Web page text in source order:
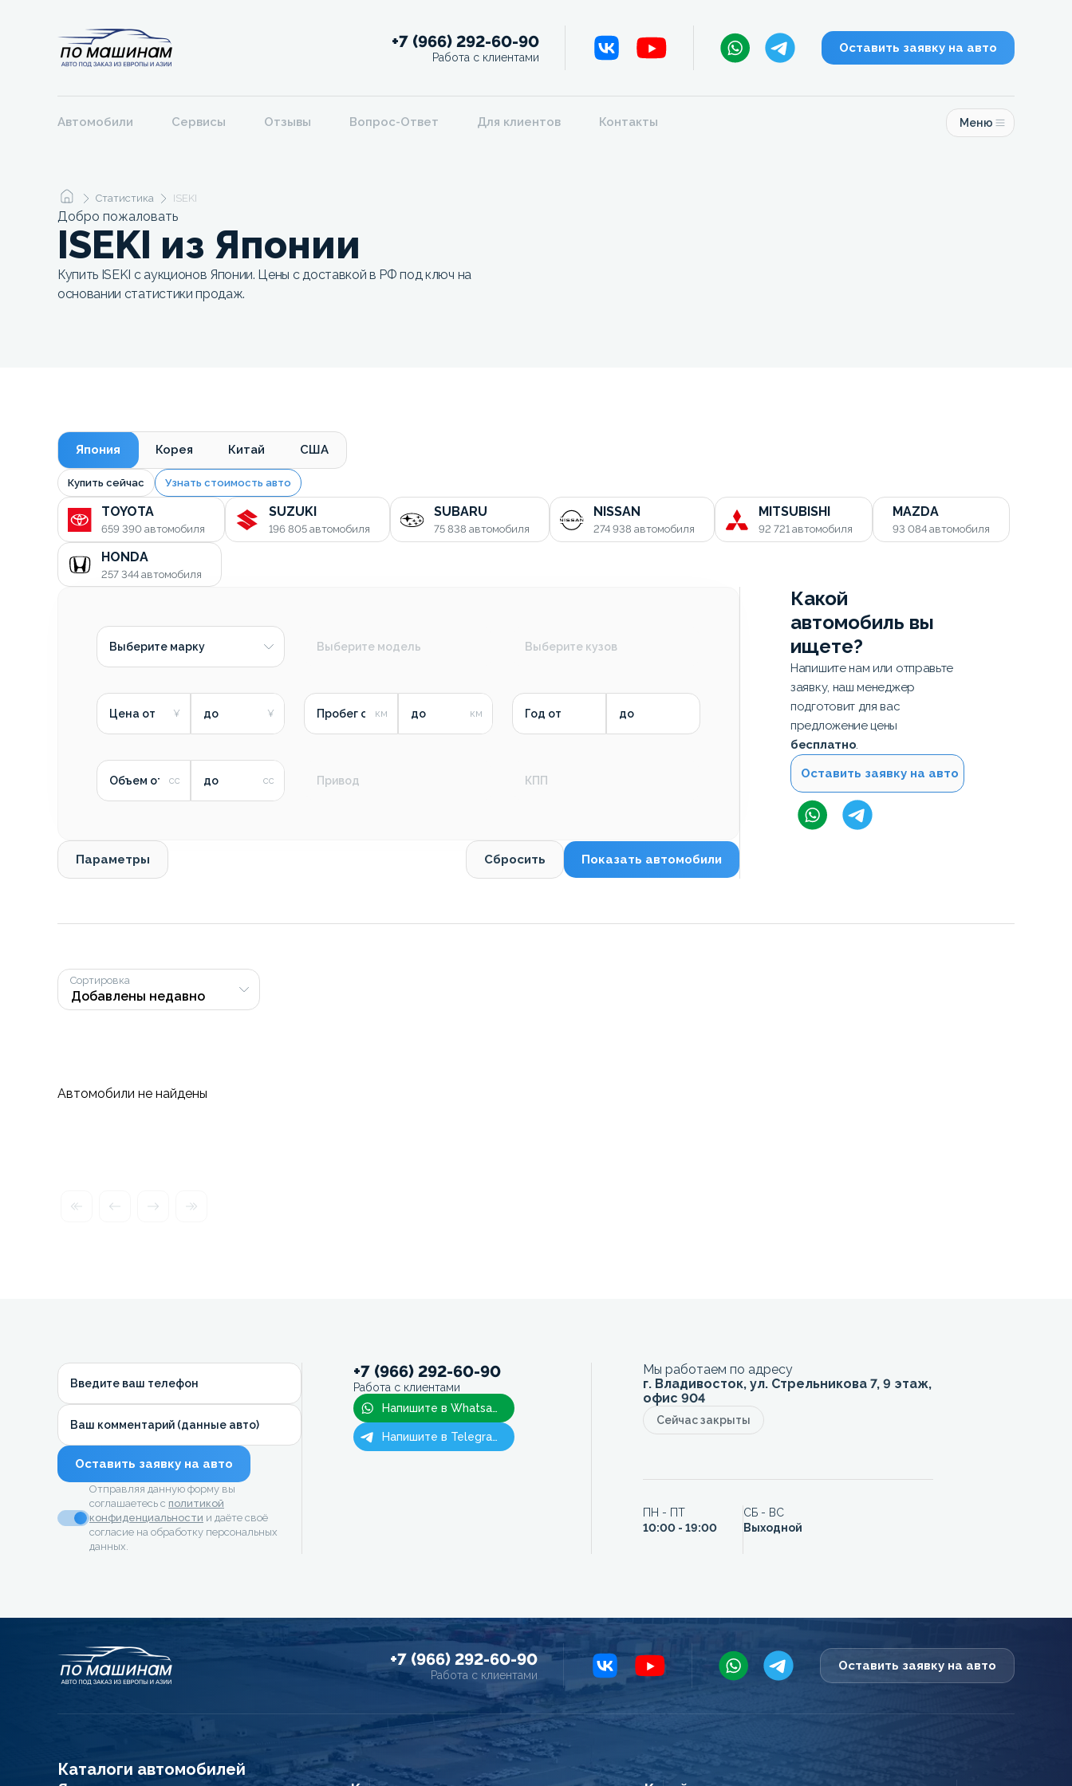
+7 (966) 292-60-90
Работа с клиентами
Оставить заявку на авто
Автомобили Сервисы Отзывы Вопрос-Ответ Для клиентов Контакты Меню
Статистика ISEKI
Добро пожаловать
ISEKI из Японии
Купить ISEKI с аукционов Японии. Цены с доставкой в РФ под ключ на
основании статистики продаж.
Япония Корея Китай США
Купить сейчас Узнать стоимость авто
TOYOTA
659 390 автомобиля
SUZUKI
196 805 автомобиля
SUBARU
75 838 автомобиля
NISSAN
274 938 автомобиля
MITSUBISHI
92 721 автомобиля
MAZDA
93 084 автомобиля
HONDA
257 344 автомобиля
Выберите марку Выберите модель Выберите кузов
Цена от до Пробег от до Год от до
Объем от до Привод КПП
Параметры Сбросить Показать автомобили
Какой
автомобиль вы
ищете?
Напишите нам или отправьте
заявку, наш менеджер
подготовит для вас
предложение цены
бесплатно.
Оставить заявку на авто
Сортировка
Автомобили не найдены
Введите ваш телефон
Ваш комментарий (данные авто)
Оставить заявку на авто
Отправляя данную форму вы
соглашаетесь с политикой
конфиденциальности и даёте своё
согласие на обработку персональных
данных.
+7 (966) 292-60-90
Работа с клиентами
Напишите в Whatsapp
Напишите в Telegram
Мы работаем по адресу
г. Владивосток, ул. Стрельникова 7, 9 этаж,
офис 904
Сейчас закрыты
ПН - ПТ
10:00 - 19:00
СБ - ВС
Выходной
+7 (966) 292-60-90
Работа с клиентами
Оставить заявку на авто
Каталоги автомобилей